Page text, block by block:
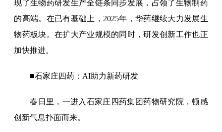
现了生物药研发生产全链条同步发展，占领了生物制药
的高端。在已有基础上，2025年，华药继续大力发展生
物药板块。在扩大产业规模的同时，研发创新工作也正
加快推进。
■石家庄四药：AI助力新药研发
春日里，一进入石家庄四药集团药物研究院，顿感
创新气息扑面而来。